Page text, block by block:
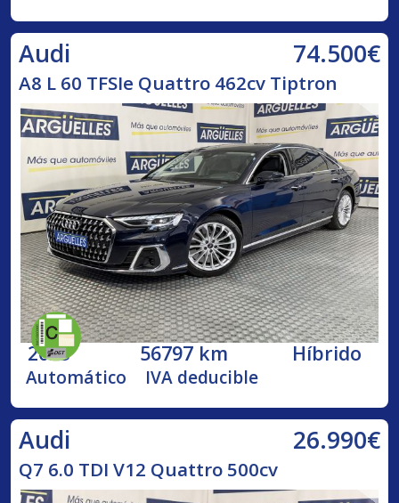
Audi 74.500€
A8 L 60 TFSIe Quattro 462cv Tiptron
2023 56797 km Híbrido
Automático IVA deducible
Audi 26.990€
Q7 6.0 TDI V12 Quattro 500cv